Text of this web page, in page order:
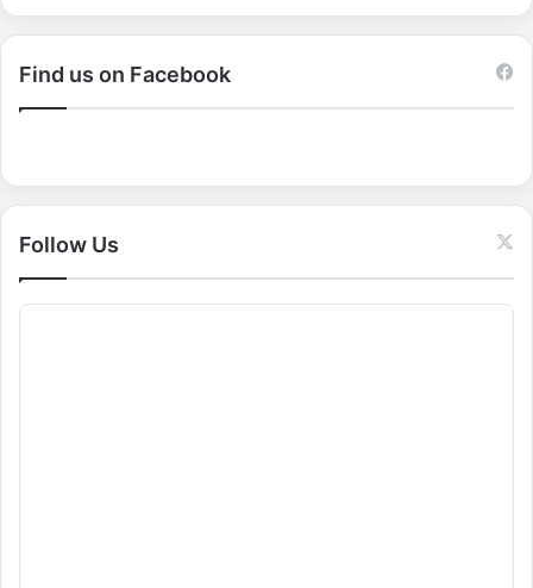
a
r
r
:
Find us on Facebook
Follow Us